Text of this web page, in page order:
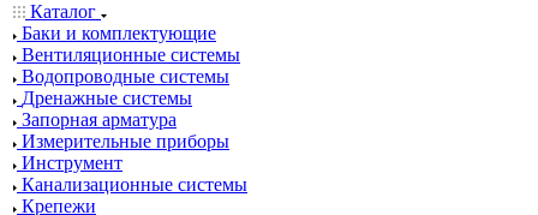
Каталог
Баки и комплектующие
Вентиляционные системы
Водопроводные системы
Дренажные системы
Запорная арматура
Измерительные приборы
Инструмент
Канализационные системы
Крепежи